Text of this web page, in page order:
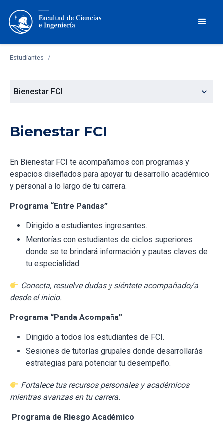
Estudiantes /
Bienestar FCI expand_more
Bienestar FCI
En Bienestar FCI te acompañamos con programas y
espacios diseñados para apoyar tu desarrollo académico
y personal a lo largo de tu carrera.
Programa “Entre Pandas”
Dirigido a estudiantes ingresantes.
Mentorías con estudiantes de ciclos superiores
donde se te brindará información y pautas claves de
tu especialidad.
Conecta, resuelve dudas y siéntete acompañado/a
desde el inicio.
Programa “Panda Acompaña”
Dirigido a todos los estudiantes de FCI.
Sesiones de tutorías grupales donde desarrollarás
estrategias para potenciar tu desempeño.
Fortalece tus recursos personales y académicos
mientras avanzas en tu carrera.
Programa de Riesgo Académico